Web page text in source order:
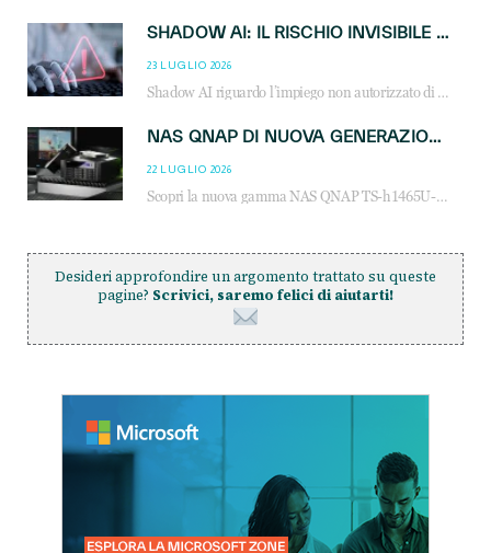
SHADOW AI: IL RISCHIO INVISIBILE CHE LE AZIENDE POSSONO GOVERNARE
23 LUGLIO 2026
Shadow AI riguardo l’impiego non autorizzato di sistemi AI all’interno dell’azienda. E’ una pratica che si diffonde a partire dai dipendenti fino ai dirigenti e mette a repentaglio la cybersecurity, con costi più elevati per le organizzazioni. Due recenti report illustrano il fenomeno e forniscono dati in merito
NAS QNAP DI NUOVA GENERAZIONE: PIÙ PRESTAZIONI, SCALABILITÀ E PROTEZIONE DEI DATI PER LE INFRASTRUTTURE IT MODERNE
22 LUGLIO 2026
Scopri la nuova gamma NAS QNAP TS-h1465U-RP, TS-h1065eU e TS-h665U: storage aziendale con ZFS, DDR5, E1.S NVMe e connettività 2.5GbE per backup, virtualizzazione e cybersecurity.
Desideri approfondire un argomento trattato su queste
pagine? Scrivici, saremo felici di aiutarti!